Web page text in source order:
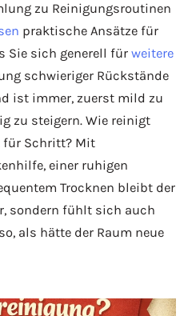
zu Reinigungsroutinen
praktische Ansätze für
Sie sich generell für weitere
schwieriger Rückstände
ist immer, zuerst mild zu
zu steigern. Wie reinigt
für Schritt? Mit
einer ruhigen
Trocknen bleibt der
sondern fühlt sich auch
als hätte der Raum neue